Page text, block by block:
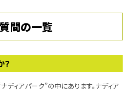
問の一覧
？
ィアパーク”の中にあります。ナディア